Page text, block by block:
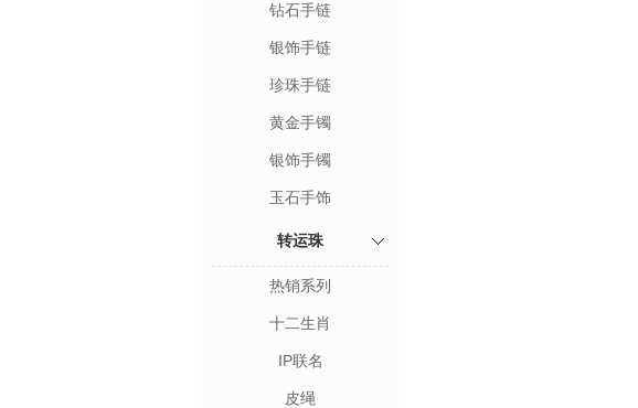
钻石手链
银饰手链
珍珠手链
黄金手镯
银饰手镯
玉石手饰
转运珠
热销系列
十二生肖
IP联名
皮绳